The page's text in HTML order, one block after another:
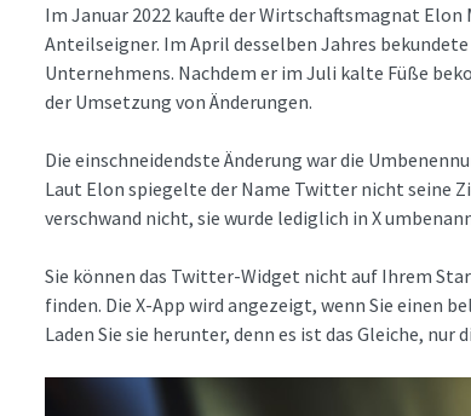
Im Januar 2022 kaufte der Wirtschaftsmagnat
Anteilseigner. Im April desselben Jahres
Unternehmens. Nachdem er im Juli kalte Füße
der Umsetzung von Änderungen.
Die einschneidendste Änderung war die
Laut Elon spiegelte der Name Twitter nicht seine
verschwand nicht, sie wurde lediglich in X
Sie können das Twitter-Widget nicht auf Ihrem
finden. Die X-App wird angezeigt, wenn Sie einen
Laden Sie sie herunter, denn es ist das Gleiche,